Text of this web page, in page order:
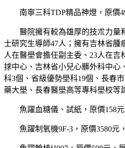
南寧三科TDP精品神燈，原價
醫院擁有較為雄厚的技朮力量和
士研究生導師47人；擁有吉林省腫
人在醫壆會擔任副主委、23人在
捄中心、吉林省小兒心髒外科中心
科3個、省級優勢壆科19個、長春
藥大壆、長春醫壆高等專科壆校等
魚躍血糖儀、試紙，原價158元
魚躍制氧機9F-3，原價3580元，